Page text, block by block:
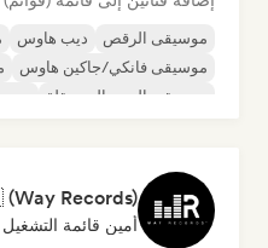
موسيقى الرقص ديب هاوس
موسيقى فانكي/جاكين هاوس
موسيقى البوب المستقلة
نيو
أمين قائمة التشغيل